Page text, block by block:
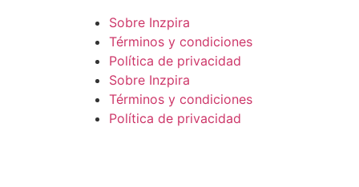
Sobre Inzpira
Términos y condiciones
Política de privacidad
Sobre Inzpira
Términos y condiciones
Política de privacidad